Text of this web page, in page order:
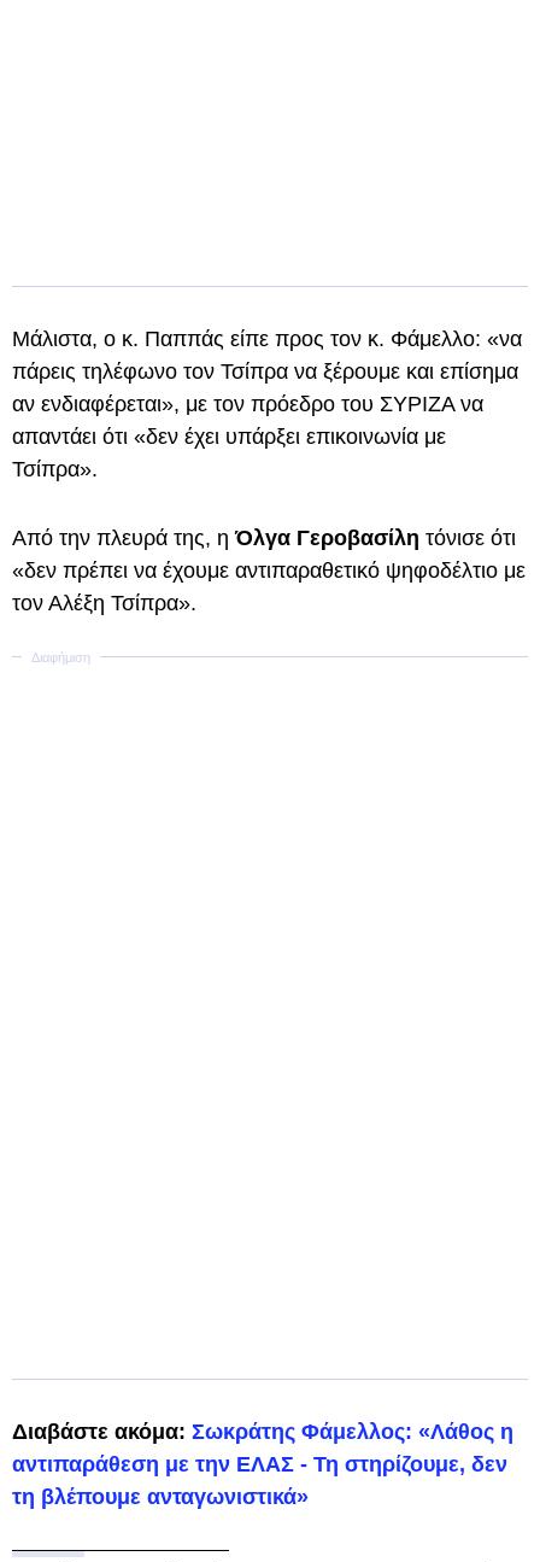
Μάλιστα, ο κ. Παππάς είπε προς τον κ. Φάμελλο: «να
πάρεις τηλέφωνο τον Τσίπρα να ξέρουμε και επίσημα
αν ενδιαφέρεται», με τον πρόεδρο του ΣΥΡΙΖΑ να
απαντάει ότι «δεν έχει υπάρξει επικοινωνία με
Τσίπρα».
Από την πλευρά της, ηΌλγα Γεροβασίλη τόνισε ότι
«δεν πρέπει να έχουμε αντιπαραθετικό ψηφοδέλτιο με
τον Αλέξη Τσίπρα».
Διαβάστε ακόμα: Σωκράτης Φάμελλος: «Λάθος η
αντιπαράθεση με την ΕΛΑΣ - Τη στηρίζουμε, δεν
τη βλέπουμε ανταγωνιστικά»